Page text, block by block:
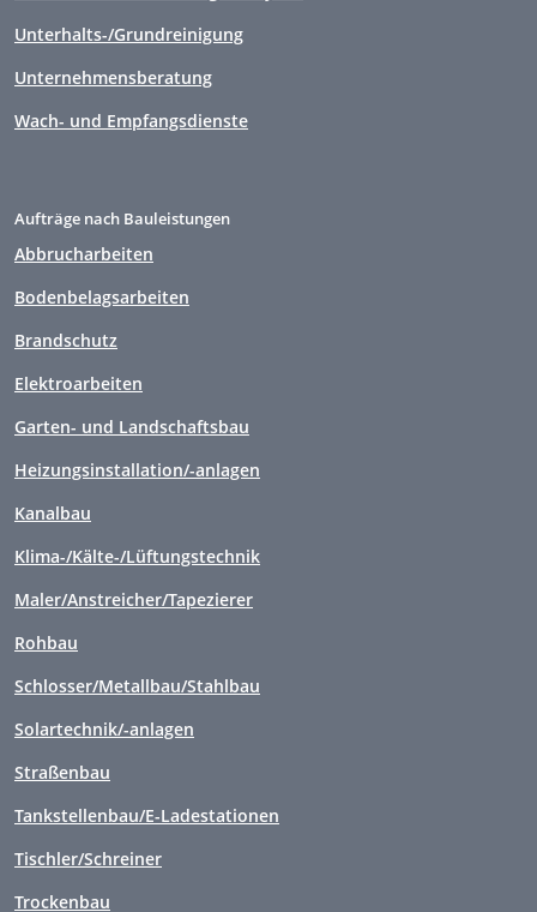
Unterhalts-/Grundreinigung
Unternehmensberatung
Wach- und Empfangsdienste
Aufträge nach Bauleistungen
Abbrucharbeiten
Bodenbelagsarbeiten
Brandschutz
Elektroarbeiten
Garten- und Landschaftsbau
Heizungsinstallation/-anlagen
Kanalbau
Klima-/Kälte-/Lüftungstechnik
Maler/Anstreicher/Tapezierer
Rohbau
Schlosser/Metallbau/Stahlbau
Solartechnik/-anlagen
Straßenbau
Tankstellenbau/E-Ladestationen
Tischler/Schreiner
Trockenbau